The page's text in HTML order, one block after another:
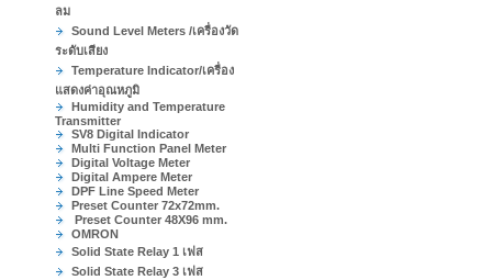
ลม
Sound Level Meters /เครื่องวัด
ระดับเสียง
Temperature Indicator/เครื่อง
แสดงค่าอุณหภูมิ
Humidity and Temperature
Transmitter
SV8 Digital Indicator
Multi Function Panel Meter
Digital Voltage Meter
Digital Ampere Meter
DPF Line Speed Meter
Preset Counter 72x72mm.
Preset Counter 48X96 mm.
OMRON
Solid State Relay 1 เฟส
Solid State Relay 3 เฟส